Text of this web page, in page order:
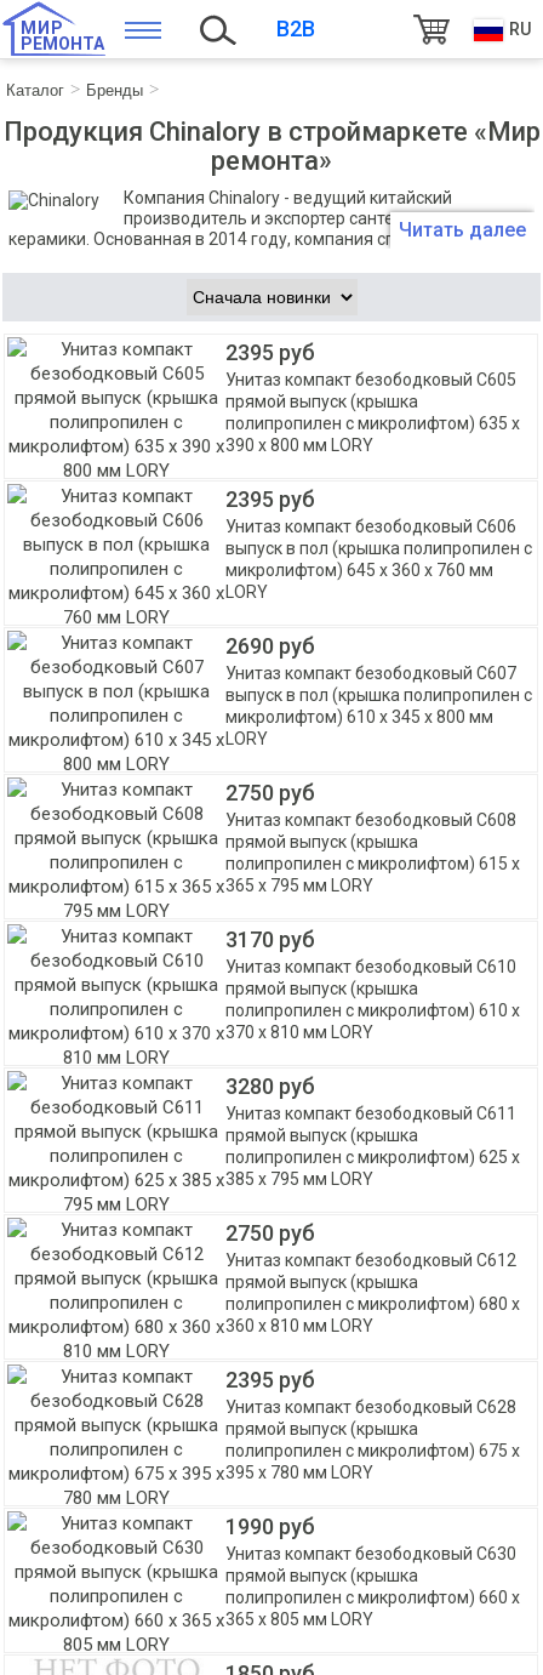
МИР
РЕМОНТА
B2B RU
Каталог Бренды
Продукция Chinalory в строймаркете «Мир
ремонта»
Компания Chinalory - ведущий китайский
производитель и экспортер сантехники из
керамики. Основанная в 2014 году, компания специализируется
завода, что обеспечивает годовой объем производства более
5,6 млн изделий.
Читать далее
2395 руб
Унитаз компакт безободковый С605
прямой выпуск (крышка
полипропилен с микролифтом) 635 х
390 х 800 мм LORY
2395 руб
Унитаз компакт безободковый С606
выпуск в пол (крышка полипропилен с
микролифтом) 645 х 360 х 760 мм
LORY
2690 руб
Унитаз компакт безободковый С607
выпуск в пол (крышка полипропилен с
микролифтом) 610 х 345 х 800 мм
LORY
2750 руб
Унитаз компакт безободковый С608
прямой выпуск (крышка
полипропилен с микролифтом) 615 х
365 х 795 мм LORY
3170 руб
Унитаз компакт безободковый С610
прямой выпуск (крышка
полипропилен с микролифтом) 610 х
370 х 810 мм LORY
3280 руб
Унитаз компакт безободковый С611
прямой выпуск (крышка
полипропилен с микролифтом) 625 х
385 х 795 мм LORY
2750 руб
Унитаз компакт безободковый С612
прямой выпуск (крышка
полипропилен с микролифтом) 680 х
360 х 810 мм LORY
2395 руб
Унитаз компакт безободковый С628
прямой выпуск (крышка
полипропилен с микролифтом) 675 х
395 х 780 мм LORY
1990 руб
Унитаз компакт безободковый С630
прямой выпуск (крышка
полипропилен с микролифтом) 660 х
365 х 805 мм LORY